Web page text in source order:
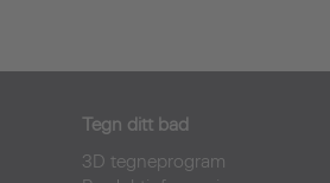
Tegn ditt bad
3D tegneprogram